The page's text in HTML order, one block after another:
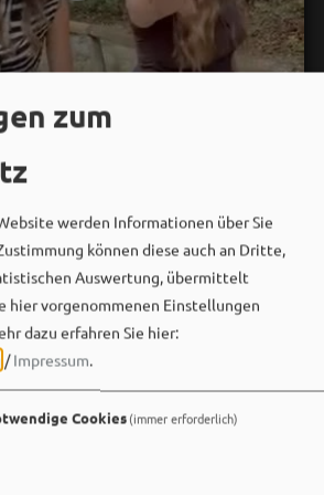
18:08 via Facebook
Bergwaldtheater und hol dir deinen
zum
werden Informationen über Sie
können diese auch an Dritte,
Auswertung, übermittelt
hier vorgenommenen Einstellungen
dazu erfahren Sie hier:
/Impressum.
Cookies(immer erforderlich)